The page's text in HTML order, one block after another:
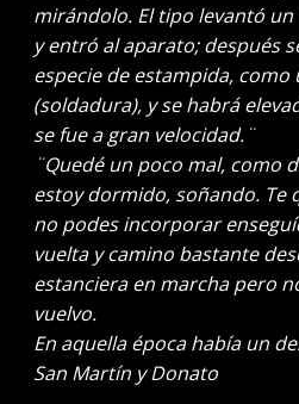
mirándolo. El tipo levantó
y entró al aparato; después
especie de estampida, como
(soldadura), y se habrá
se fue a gran velocidad.¨
¨Quedé un poco mal, como
estoy dormido, soñando. Te
no podes incorporar
vuelta y camino bastante
estanciera en marcha pero
vuelvo.
En aquella época había un
San Martín y Donato